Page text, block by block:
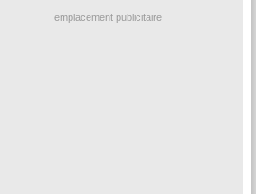
emplacement publicitaire